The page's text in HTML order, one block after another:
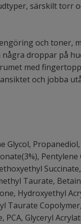
särskilt torr
och toner,
några droppar på
med
och jobba
Glycol,
Pentylene
Taurate,
Hydroxyethyl
Taurate
PCA, Glyceryl